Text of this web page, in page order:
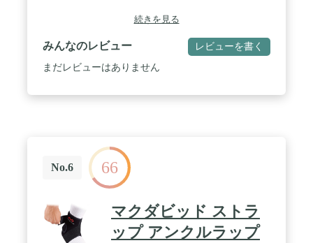
続きを見る
みんなのレビュー レビューを書く
まだレビューはありません
No.6 66
マクダビッド ストラ
ップ アンクルラップ